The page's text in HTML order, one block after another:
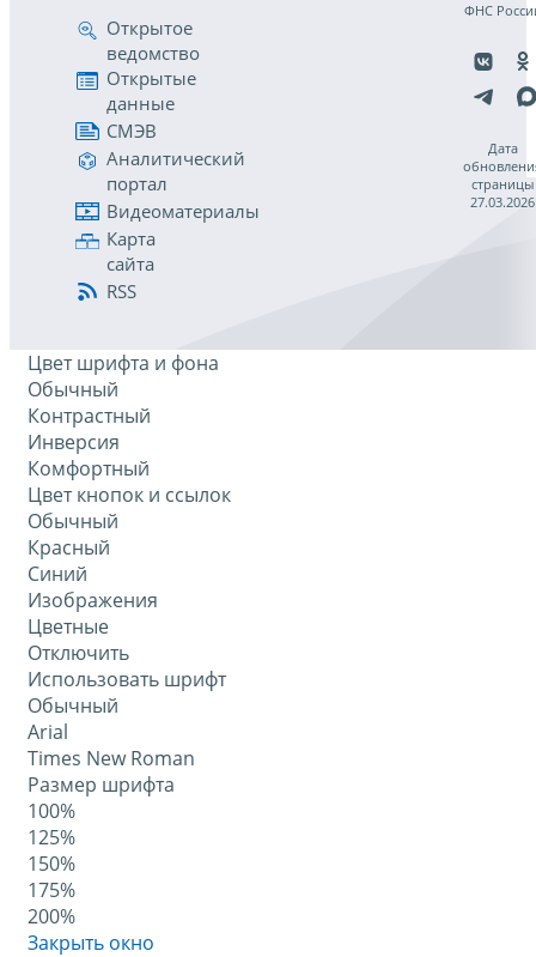
Открытое
ведомство
Открытые
данные
СМЭВ
Аналитический
портал
Видеоматериалы
Карта
сайта
RSS
ФНС
Дата
страницы
27.03.2026
Цвет шрифта и фона
Обычный
Контрастный
Инверсия
Комфортный
Цвет кнопок и ссылок
Обычный
Красный
Синий
Изображения
Цветные
Отключить
Использовать шрифт
Обычный
Arial
Times New Roman
Размер шрифта
100%
125%
150%
175%
200%
Закрыть окно